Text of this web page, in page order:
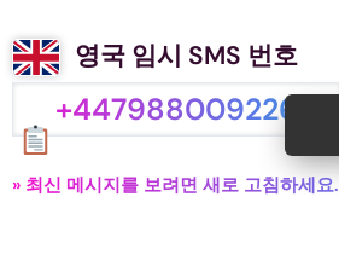
영국 임시 SMS 번호
+447988009226
» 최신 메시지를 보려면 새로 고침하세요.